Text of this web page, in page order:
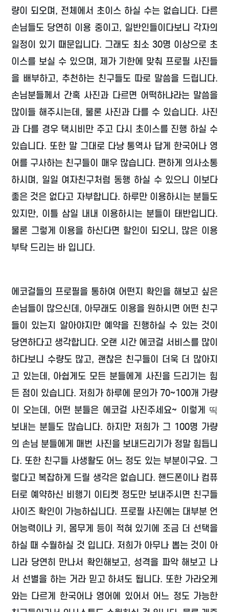
량이 되오며, 전체에서 초이스 하실 수는 없습니다. 다른
손님들도 당연히 이용 중이고, 일반인들이다보니 각자의
일정이 있기 때문입니다. 그래도 최소 30명 이상으로 초
이스를 보실 수 있으며, 제가 기한에 맞춰 프로필 사진들
을 배부하고, 추천하는 친구들도 따로 말씀을 드립니다.
손님분들께서 간혹 사진과 다르면 어떡하냐라는 말씀을
많이들 해주시는데, 물론 사진과 다를 수 있습니다. 사진
과 다를 경우 택시비만 주고 다시 초이스를 진행 하실 수
있습니다. 또한 말 그대로 다낭 통역사 답게 한국어나 영
어를 구사하는 친구들이 매우 많습니다. 편하게 의사소통
하시며, 일일 여자친구처럼 동행 하실 수 있으니 이보다
좋은 것은 없다고 자부합니다. 하루만 이용하시는 분들도
있지만, 이틀 삼일 내내 이용하시는 분들이 태반입니다.
물론 그렇게 이용을 하신다면 할인이 되오니, 많은 이용
부탁 드리는 바 입니다.
에코걸들의 프로필을 통하여 어떤지 확인을 해보고 싶은
손님들이 많으신데, 아무래도 이용을 원하시면 어떤 친구
들이 있는지 알아야지만 예약을 진행하실 수 있는 것이
당연하다고 생각합니다. 오랜 시간 에코걸 서비스를 많이
하다보니 수량도 많고, 괜찮은 친구들이 더욱 더 많아지
고 있는데, 아쉽게도 모든 분들에게 사진을 드리기는 힘
든 점이 있습니다. 저희가 하루에 문의가 70~100개 가량
이 오는데, 어떤 분들은 에코걸 사진주세요~ 이렇게 띡
보내는 분들도 많습니다. 하지만 저희가 그 100명 가량
의 손님 분들에게 매번 사진을 보내드리기가 정말 힘듭니
다. 또한 친구들 사생활도 어느 정도 있는 부분이구요. 그
렇다고 복잡하게 드릴 생각은 없습니다. 핸드폰이나 컴퓨
터로 예약하신 비행기 이티켓 정도만 보내주시면 친구들
사이즈 확인이 가능하십니다. 프로필 사진에는 대부분 언
어능력이나 키, 몸무게 등이 적혀 있기에 조금 더 선택을
하실 때 수월하실 것 입니다. 저희가 아무나 뽑는 것이 아
니라 당연히 만나서 확인해보고, 성격을 파악 해보고 나
서 선별을 하는 거라 믿고 하셔도 됩니다. 또한 가라오케
와는 다르게 한국어나 영어에 있어서 어느 정도 가능한